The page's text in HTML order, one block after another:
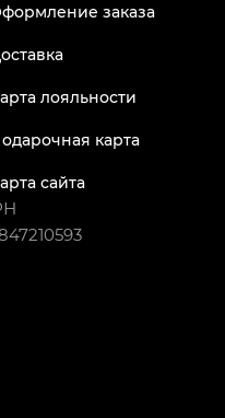
заказа
лояльности
карта
сайта